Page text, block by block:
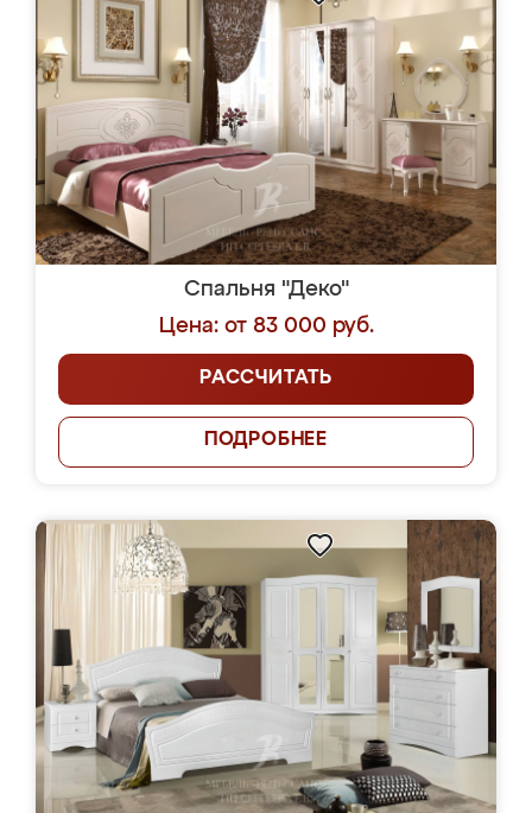
Спальня "Деко"
Цена: от 83 000 руб.
РАССЧИТАТЬ
ПОДРОБНЕЕ